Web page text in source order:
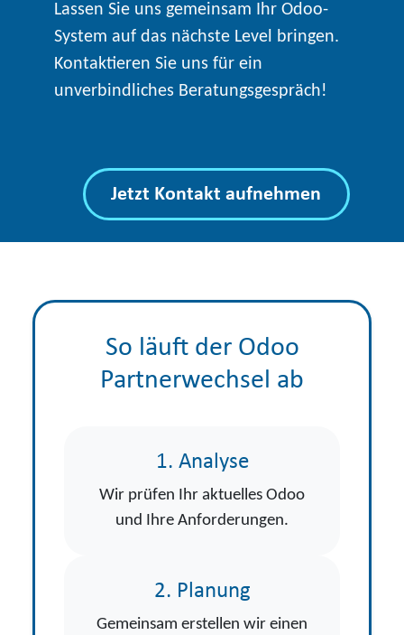
Lassen Sie uns gemeinsam Ihr Odoo-
System auf das nächste Level bringen.
Kontaktieren Sie uns für ein
unverbindliches Beratungsgespräch!
Jetzt Kontakt aufnehmen
So läuft der Odoo
Partnerwechsel ab
1. Analyse
Wir prüfen Ihr aktuelles Odoo
und Ihre Anforderungen.
2. Planung
Gemeinsam erstellen wir einen